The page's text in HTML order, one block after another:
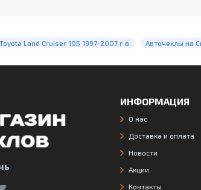
Land Cruiser 105 1997-2007 г.в. Авточехлы на
ИНФОРМАЦИЯ
О нас
Доставка и оплата
Новости
Акции
Контакты